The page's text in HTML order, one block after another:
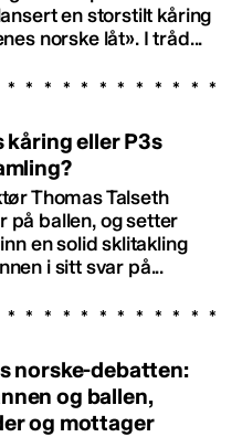
en storstilt kåring
norske låt». I tråd...
kåring eller P3s
Thomas Talseth
på ballen, og setter
en solid sklitakling
i sitt svar på...
norske-debatten:
og ballen,
og mottager